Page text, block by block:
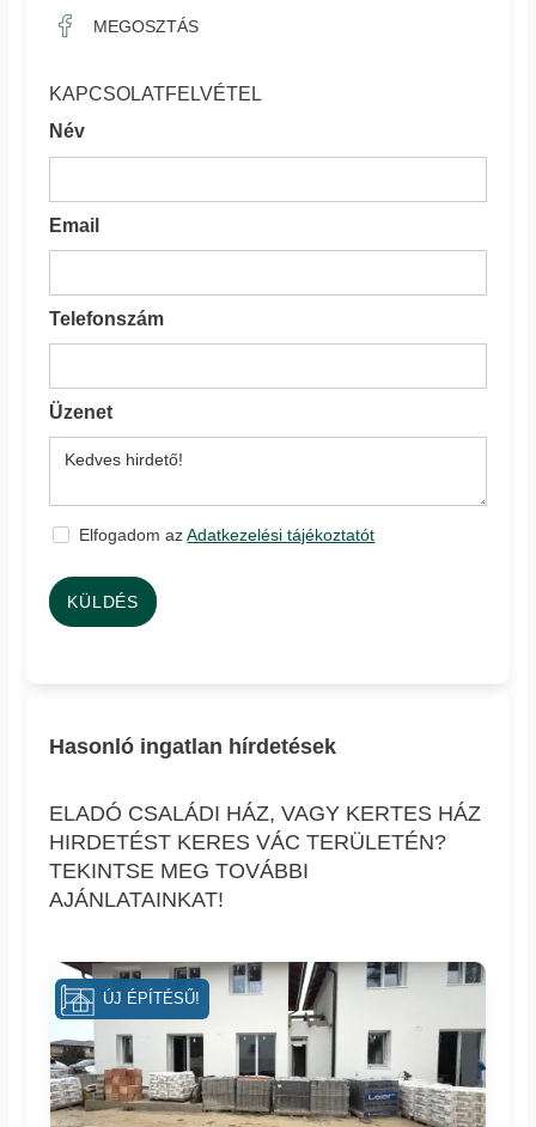
MEGOSZTÁS
KAPCSOLATFELVÉTEL
Név
Email
Telefonszám
Üzenet
Elfogadom azAdatkezelési tájékoztatót
KÜLDÉS
Hasonló ingatlan hírdetések
ELADÓ CSALÁDI HÁZ, VAGY KERTES HÁZ
HIRDETÉST KERES VÁC TERÜLETÉN?
TEKINTSE MEG TOVÁBBI
AJÁNLATAINKAT!
ÚJ ÉPÍTÉSŰ!